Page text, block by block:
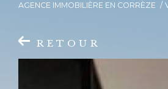
AGENCE IMMOBILIÈRE EN CORRÈZE
RETOUR